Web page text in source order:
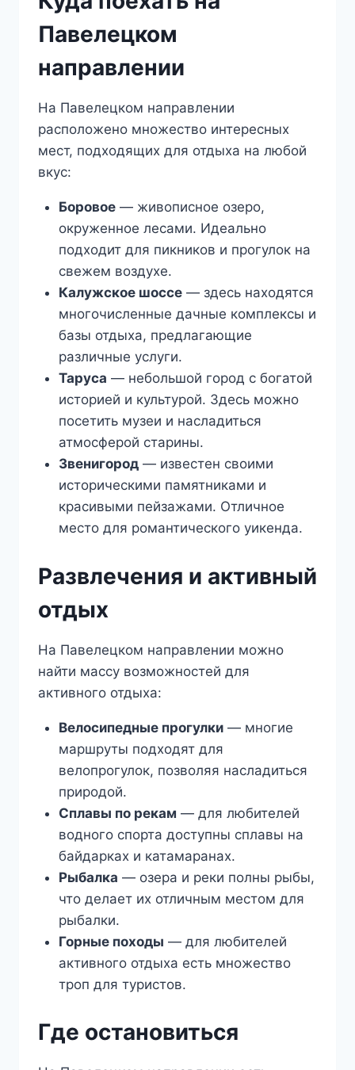
Павелецком
направлении
На Павелецком направлении
расположено множество интересных
мест, подходящих для отдыха на любой
вкус:
Боровое— живописное озеро,
окруженное лесами. Идеально
подходит для пикников и прогулок на
свежем воздухе.
Калужское шоссе— здесь находятся
многочисленные дачные комплексы и
базы отдыха, предлагающие
различные услуги.
Таруса — небольшой город с богатой
историей и культурой. Здесь можно
посетить музеи и насладиться
атмосферой старины.
Звенигород— известен своими
историческими памятниками и
красивыми пейзажами. Отличное
место для романтического уикенда.
Развлечения и активный
отдых
На Павелецком направлении можно
найти массу возможностей для
активного отдыха:
Велосипедные прогулки— многие
маршруты подходят для
велопрогулок, позволяя насладиться
природой.
Сплавы по рекам — для любителей
водного спорта доступны сплавы на
байдарках и катамаранах.
Рыбалка — озера и реки полны рыбы,
что делает их отличным местом для
рыбалки.
Горные походы — для любителей
активного отдыха есть множество
троп для туристов.
Где остановиться